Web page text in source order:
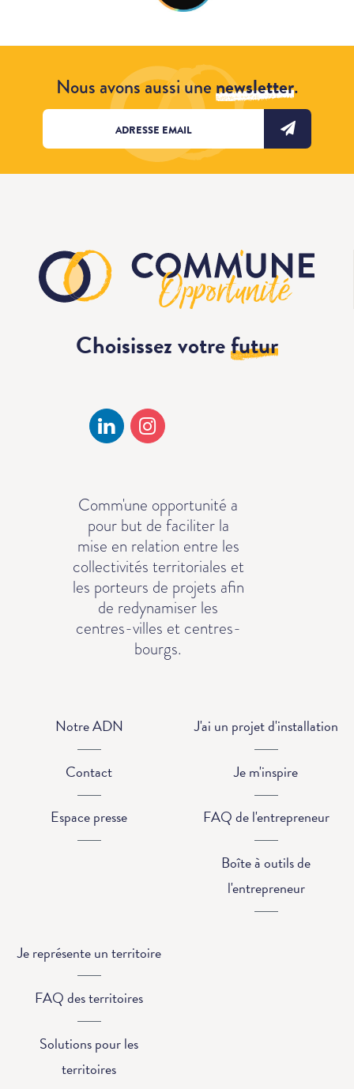
Nous avons aussi unenewsletter.
Choisissez votrefutur
Comm'une opportunité a
pour but de faciliter la
mise en relation entre les
collectivités territoriales et
les porteurs de projets afin
de redynamiser les
centres-villes et centres-
bourgs.
Notre ADN
Contact
Espace presse
J'ai un projet d'installation
Je m'inspire
FAQ de l'entrepreneur
Boîte à outils de
l'entrepreneur
Je représente un territoire
FAQ des territoires
Solutions pour les
territoires